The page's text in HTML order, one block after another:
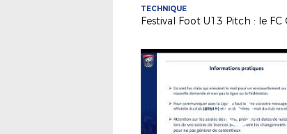
TECHNIQUE